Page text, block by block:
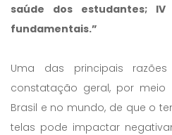
saúde dos estudantes;
fundamentais.”
Uma das principais
constatação geral, por
Brasil e no mundo, de que o
telas pode impactar